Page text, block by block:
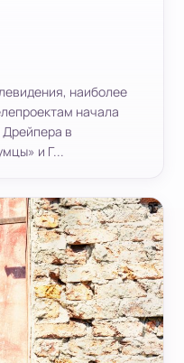
наиболее
начала
Дрейпера в
и Г...